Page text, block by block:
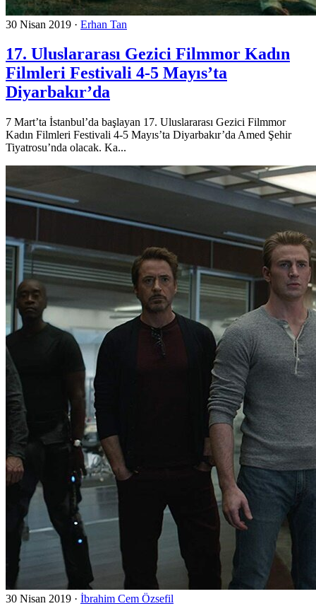
30 Nisan 2019 · Erhan Tan
17. Uluslararası Gezici Filmmor Kadın
Filmleri Festivali 4-5 Mayıs’ta
Diyarbakır’da
7 Mart’ta İstanbul’da başlayan 17. Uluslararası Gezici Filmmor
Kadın Filmleri Festivali 4-5 Mayıs’ta Diyarbakır’da Amed Şehir
Tiyatrosu’nda olacak. Ka...
30 Nisan 2019 · İbrahim Cem Özsefil